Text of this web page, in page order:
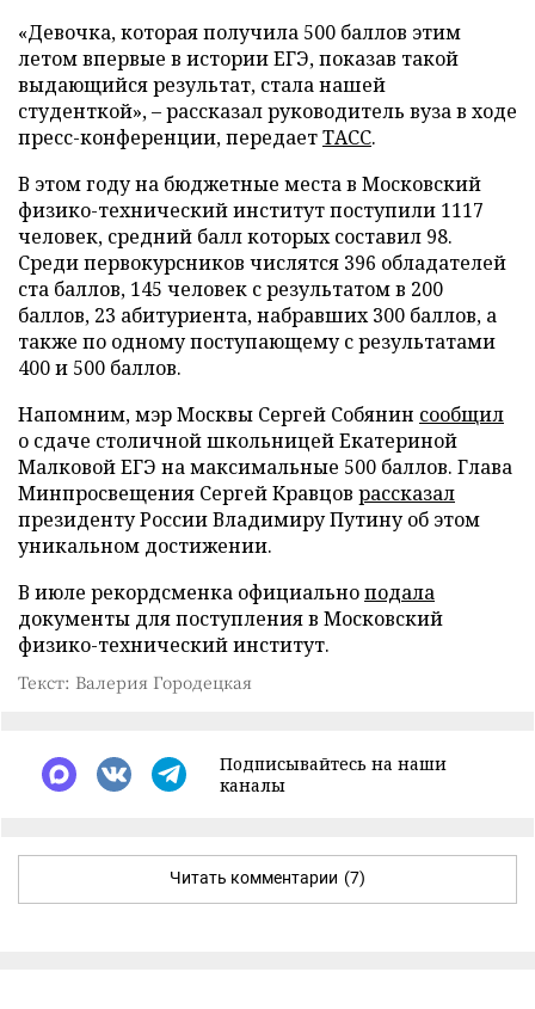
«Девочка, которая получила 500 баллов этим
летом впервые в истории ЕГЭ, показав такой
выдающийся результат, стала нашей
студенткой», – рассказал руководитель вуза в ходе
пресс-конференции, передаетТАСС.
В этом году на бюджетные места в Московский
физико-технический институт поступили 1117
человек, средний балл которых составил 98.
Среди первокурсников числятся 396 обладателей
ста баллов, 145 человек с результатом в 200
баллов, 23 абитуриента, набравших 300 баллов, а
также по одному поступающему с результатами
400 и 500 баллов.
Напомним, мэр Москвы Сергей Собянин сообщил
о сдаче столичной школьницей Екатериной
Малковой ЕГЭ на максимальные 500 баллов. Глава
Минпросвещения Сергей Кравцов рассказал
президенту России Владимиру Путину об этом
уникальном достижении.
В июле рекордсменка официальноподала
документы для поступления в Московский
физико-технический институт.
Текст: Валерия Городецкая
Подписывайтесь на наши
каналы
Читать комментарии (7)